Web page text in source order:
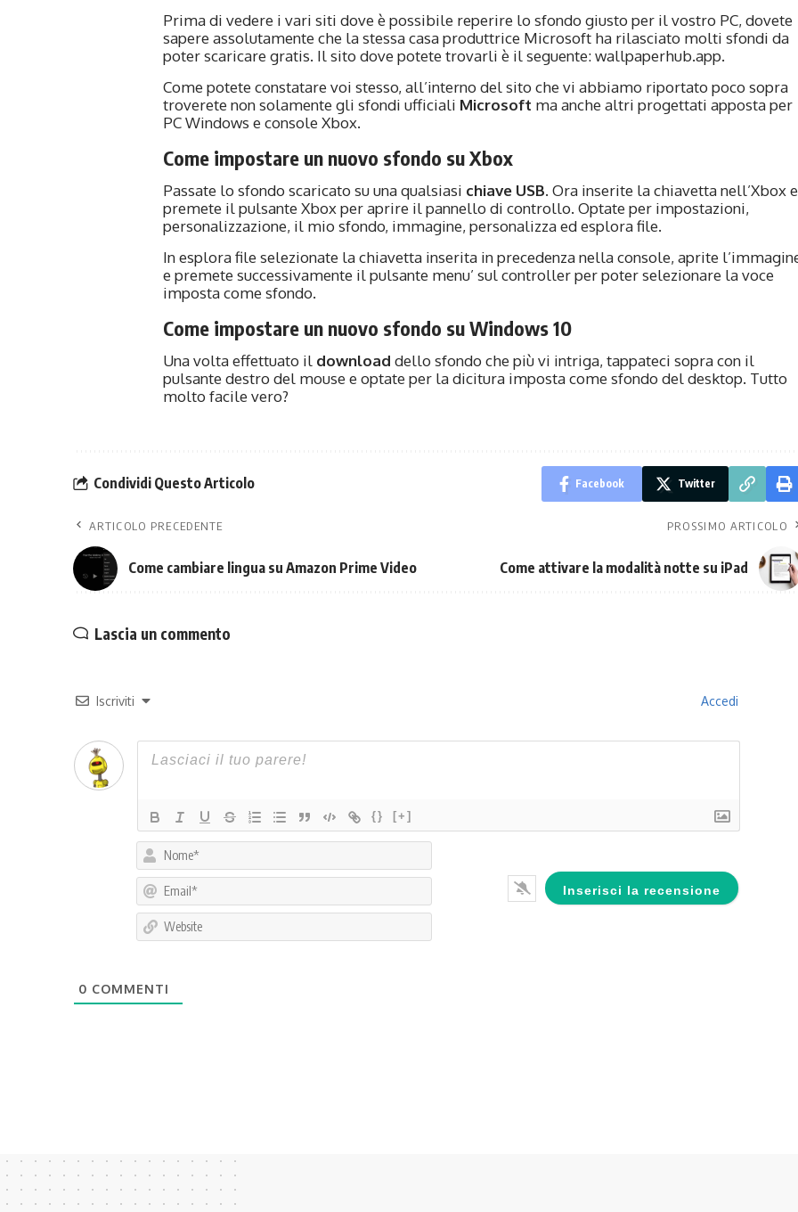
Prima di vedere i vari siti dove è possibile reperire lo sfondo giusto per il vostro PC, dovete
sapere assolutamente che la stessa casa produttrice Microsoft ha rilasciato molti sfondi da
poter scaricare gratis. Il sito dove potete trovarli è il seguente:wallpaperhub.app.
Come potete constatare voi stesso, all’interno del sito che vi abbiamo riportato poco sopra
troverete non solamente gli sfondi ufficiali Microsoft ma anche altri progettati apposta per
PC Windows e console Xbox.
Come impostare un nuovo sfondo su Xbox
Passate lo sfondo scaricato su una qualsiasi chiave USB. Ora inserite la chiavetta nell’Xbox e
premete il pulsante Xbox per aprire il pannello di controllo. Optate per impostazioni,
personalizzazione, il mio sfondo, immagine, personalizza ed esplora file.
In esplora file selezionate la chiavetta inserita in precedenza nella console, aprite
e premete successivamente il pulsante menu’ sul controller per poter selezionare la voce
imposta come sfondo.
Come impostare un nuovo sfondo su Windows 10
Una volta effettuato il download dello sfondo che più vi intriga, tappateci sopra con il
pulsante destro del mouse e optate per la dicitura imposta come sfondo del desktop. Tutto
molto facile vero?
Condividi Questo Articolo Facebook Twitter
ARTICOLO PRECEDENTE
Come cambiare lingua su Amazon Prime Video
PROSSIMO ARTICOLO
Come attivare la modalità notte su iPad
Lascia un commento
Iscriviti Accedi
{} [+]
0 COMMENTI